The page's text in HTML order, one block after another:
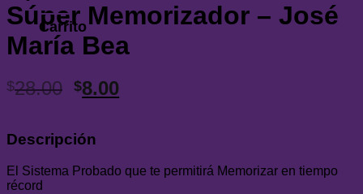
Carrito
Súper Memorizador – José
María Bea
$28.00 El
era:
$28.00.
$8.00El
$8.00.
Descripción
El Sistema Probado que te permitirá Memorizar en tiempo
récord